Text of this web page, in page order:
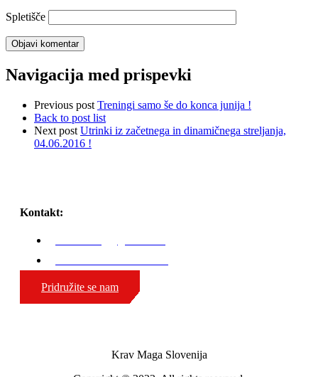
Spletišče
Navigacija med prispevki
Previous post Treningi samo še do konca junija !
Back to post list
Next post Utrinki iz začetnega in dinamičnega streljanja,
04.06.2016 !
Kontakt:
Pridružite se nam
Krav Maga Slovenija